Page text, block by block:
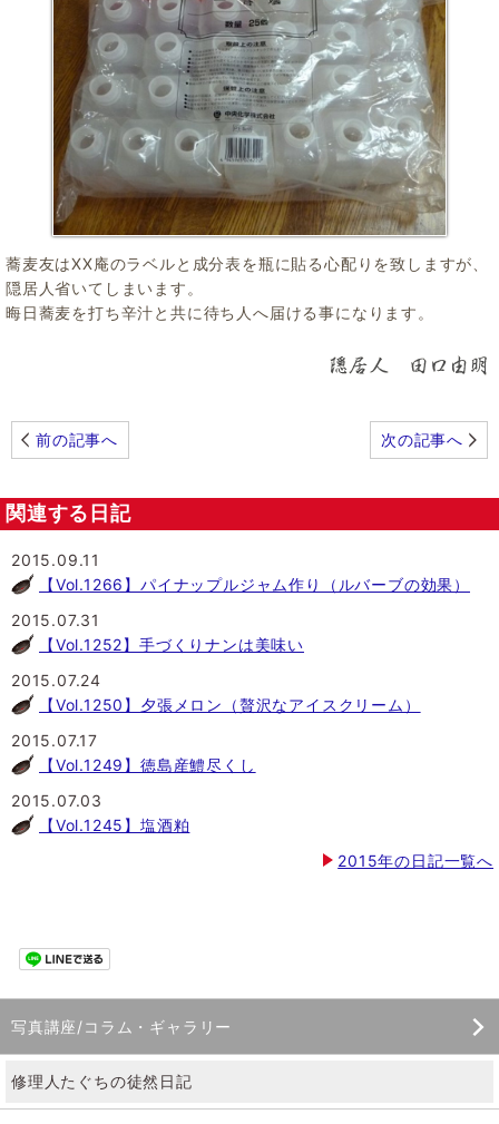
蕎麦友はXX庵のラベルと成分表を瓶に貼る心配りを致しますが、
隠居人省いてしまいます。
晦日蕎麦を打ち辛汁と共に待ち人へ届ける事になります。
前の記事へ 次の記事へ
関連する日記
2015.09.11
【Vol.1266】パイナップルジャム作り（ルバーブの効果）
2015.07.31
【Vol.1252】手づくりナンは美味い
2015.07.24
【Vol.1250】夕張メロン（贅沢なアイスクリーム）
2015.07.17
【Vol.1249】徳島産鱧尽くし
2015.07.03
【Vol.1245】塩酒粕
2015年の日記一覧へ
写真講座/コラム・ギャラリー
修理人たぐちの徒然日記